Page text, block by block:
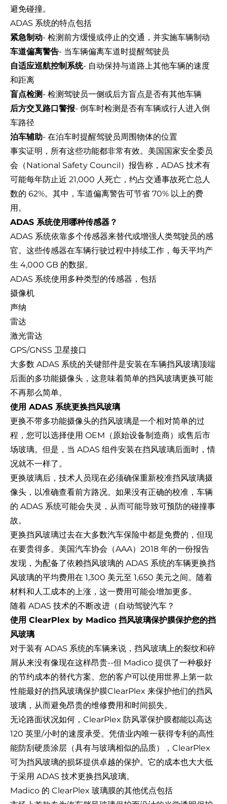
避免碰撞。
ADAS 系统的特点包括
紧急制动- 检测前方缓慢或停止的交通，并实施车辆制动
车道偏离警告- 当车辆偏离车道时提醒驾驶员
自适应巡航控制系统- 自动保持与道路上其他车辆的速度
和距离
盲点检测 - 检测驾驶员一侧或后方盲点是否有其他车辆
后方交叉路口警报- 倒车时检测是否有车辆或行人进入倒
车路径
泊车辅助- 在泊车时提醒驾驶员周围物体的位置
事实证明，所有这些功能都非常有效。美国国家安全委员
会（National Safety Council）报告称，ADAS 技术有
可能每年防止近 21,000 人死亡，约占交通事故死亡总人
数的 62%。其中，车道偏离警告可节省 70% 以上的费
用。
ADAS 系统使用哪种传感器？
ADAS 系统依靠多个传感器来替代或增强人类驾驶员的感
官。这些传感器在车辆行驶过程中持续工作，每天平均产
生 4,000 GB 的数据。
ADAS 系统使用多种类型的传感器，包括
摄像机
声纳
雷达
激光雷达
GPS/GNSS 卫星接口
大多数 ADAS 系统的关键部件是安装在车辆挡风玻璃顶端
后面的多功能摄像头，这意味着简单的挡风玻璃更换可能
不再那么简单。
使用 ADAS 系统更换挡风玻璃
更换不带多功能摄像头的挡风玻璃是一个相对简单的过
程，您可以选择使用 OEM（原始设备制造商）或售后市
场玻璃。但是，当 ADAS 组件安装在挡风玻璃后面时，情
况就不一样了。
更换玻璃后，技术人员现在必须确保重新校准挡风玻璃摄
像头，以准确查看前方路况。如果没有正确的校准，车辆
的 ADAS 系统可能会失灵，从而可能导致可预防的碰撞事
故。
更换挡风玻璃过去在大多数汽车保险中都是免费的，但现
在要贵得多。 美国汽车协会（AAA） 2018 年的一份报告
发现，为配备了依赖挡风玻璃的 ADAS 系统的车辆更换挡
风玻璃的平均费用在 1,300 美元至 1,650 美元之间。随着
材料和人工成本的上涨，这一费用可能会增加更多。
随着 ADAS 技术的不断改进（自动驾驶汽车？
使用 ClearPlex by Madico 挡风玻璃保护膜保护您的挡
风玻璃
对于装有 ADAS 系统的车辆来说，挡风玻璃上的裂纹和碎
屑从来没有像现在这样昂贵--但 Madico 提供了一种极好
的节约成本的替代方案。您的客户可以使用世界上第一款
性能最好的挡风玻璃保护膜ClearPlex 来保护他们的挡风
玻璃，从而避免昂贵的维修费用和时间损失。
无论路面状况如何，ClearPlex 防风罩保护膜都能以高达
120 英里/小时的速度承受。凭借业内唯一获得专利的高性
能防刮硬质涂层（具有与玻璃相似的品质），ClearPlex
可为挡风玻璃的损坏提供卓越的保护。它的成本也大大低
于采用 ADAS 技术更换挡风玻璃。
Madico 的 ClearPlex 玻璃膜的其他优点包括